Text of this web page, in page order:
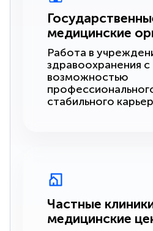
медицинские
Работа в
здравоохранения с
возможностью
стабильного
Частные
медицинские